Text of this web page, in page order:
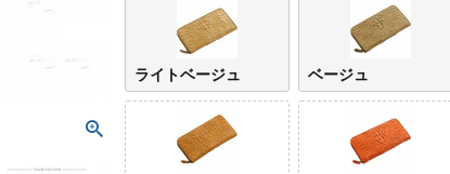
ライトベージュ ベージュ